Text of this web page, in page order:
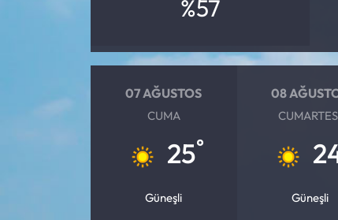
%57
07 AĞUSTOS
CUMA
25°
Güneşli
08
Güneşli